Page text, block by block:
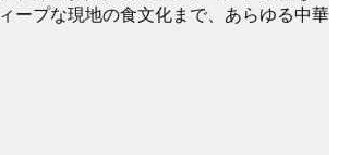
ープな現地の食文化まで、あらゆる中華